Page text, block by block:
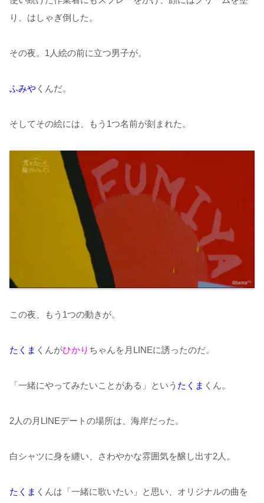
り、はしゃぎ倒した。
その夜。1人絵の前に立つ男子が。
ふみや くんだ。
そしてその絵には、もう1つ名前が刻まれた。
この夜、もう1つの動きが。
たくま くんがひかり ちゃんを月LINEに誘ったのだ。
「一緒にやってみたいことがある」という たくま くん。
2人の月LINEデートの場所は、海岸だった。
白シャツに身を纏い、さわやかな雰囲気を醸し出す2人。
たくま くんは「一緒に歌いたい」と思い、オリジナルの曲を